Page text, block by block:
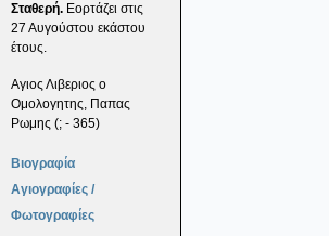
Σταθερή. Εορτάζει στις
27 Αυγούστου εκάστου
έτους.
Αγιος Λιβεριος ο
Ομολογητης, Παπας
Ρωμης (; - 365)
Βιογραφία
Αγιογραφίες /
Φωτογραφίες